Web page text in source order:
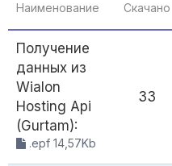
Наименование Скачано
Получение
данных из
Wialon
Hosting Api
(Gurtam):
.epf 14,57Kb
33